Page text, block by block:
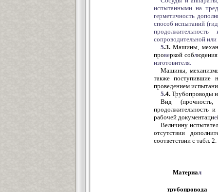
испытанными на
герметичность
способ испытаний
сопроводительной
5.3. Машины,
проверкой собл
изготовителя.
Машины,
также
проведением
5.4. Трубопроводы
Вид (прочность,
продолжительность
рабочей документацие
Величину
отсутствии
соответствии с табл. 2.
Материал
трубопровода